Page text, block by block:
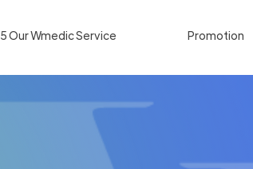
5 Our Wmedic Service Promotion